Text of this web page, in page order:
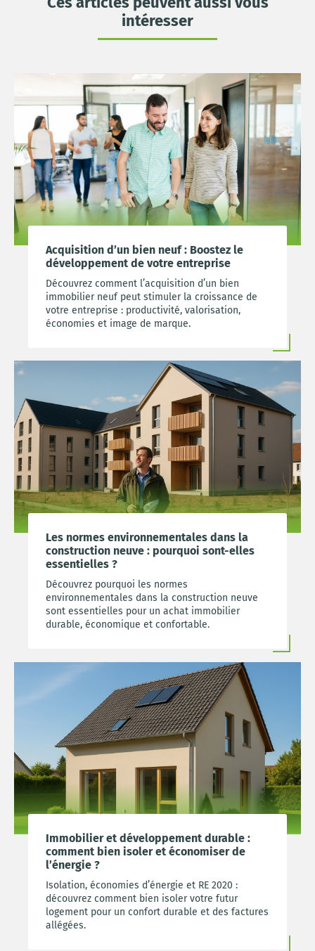
intéresser
Acquisition d’un bien neuf : Boostez le
développement de votre entreprise
Découvrez comment l’acquisition d’un bien
immobilier neuf peut stimuler la croissance de
votre entreprise : productivité, valorisation,
économies et image de marque.
Les normes environnementales dans la
construction neuve : pourquoi sont-elles
essentielles ?
Découvrez pourquoi les normes
environnementales dans la construction neuve
sont essentielles pour un achat immobilier
durable, économique et confortable.
Immobilier et développement durable :
comment bien isoler et économiser de
l’énergie ?
Isolation, économies d’énergie et RE 2020 :
découvrez comment bien isoler votre futur
logement pour un confort durable et des factures
allégées.